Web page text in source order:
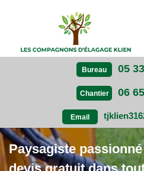
Bureau 05
Chantier 06
Email
Paysagiste